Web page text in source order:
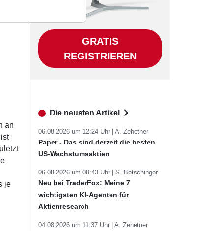
an
je
GRATIS
REGISTRIEREN
Die neusten Artikel
06.08.2026 um 12:24 Uhr | A. Zehetner
Paper - Das sind derzeit die besten
US-Wachstumsaktien
06.08.2026 um 09:43 Uhr | S. Betschinger
Neu bei TraderFox: Meine 7
wichtigsten KI-Agenten für
Aktienresearch
04.08.2026 um 11:37 Uhr | A. Zehetner